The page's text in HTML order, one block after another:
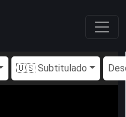
🇺🇸 Subtitulado